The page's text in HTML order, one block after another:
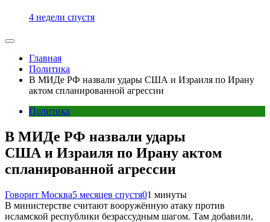
4 недели спустя
Главная
Политика
В МИДе РФ назвали удары США и Израиля по Ирану
актом спланированной агрессии
Политика
В МИДе РФ назвали удары
США и Израиля по Ирану актом
спланированной агрессии
Говорит Москва5 месяцев спустя01 минуты
В министерстве считают вооружённую атаку против
исламской республики безрассудным шагом. Там добавили,